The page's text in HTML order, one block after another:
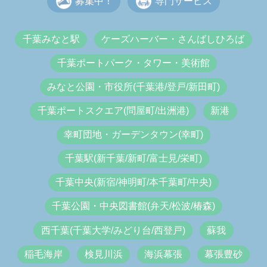
千葉みなと駅 ケーズハーバー・さんばしひろば
千葉ポートパーク・タワー・美術館
みなと公園・市役所(千葉港/登戸/新田町)
千葉ポートスクエア(問屋町/出洲港) 新港
幸町団地・ガーデンタウン(幸町)
千葉駅(新千葉/新町/富士見/栄町)
千葉中央(新宿/神明町/本千葉町/中央)
千葉公園・中央図書館(弁天/松波/椿森)
西千葉(千葉大学/みどり台/西登戸) 蘇我
稲毛海岸 検見川浜 海浜幕張 幕張豊砂